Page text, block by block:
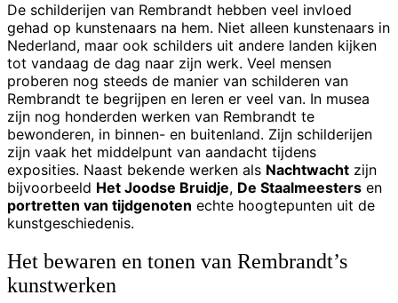
De schilderijen van Rembrandt hebben veel invloed
gehad op kunstenaars na hem. Niet alleen kunstenaars in
Nederland, maar ook schilders uit andere landen kijken
tot vandaag de dag naar zijn werk. Veel mensen
proberen nog steeds de manier van schilderen van
Rembrandt te begrijpen en leren er veel van. In musea
zijn nog honderden werken van Rembrandt te
bewonderen, in binnen- en buitenland. Zijn schilderijen
zijn vaak het middelpunt van aandacht tijdens
exposities. Naast bekende werken als Nachtwacht zijn
bijvoorbeeld Het Joodse Bruidje, De Staalmeesters en
portretten van tijdgenoten echte hoogtepunten uit de
kunstgeschiedenis.
Het bewaren en tonen van Rembrandt’s
kunstwerken